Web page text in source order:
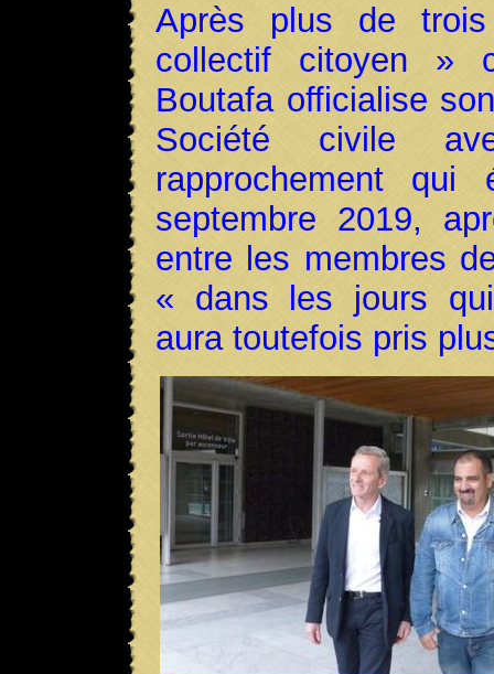
Après plus de
collectif citoyen »
Boutafa officialise
Société civile
rapprochement
septembre 2019,
entre les membres
« dans les jours qui
aura toutefois pris